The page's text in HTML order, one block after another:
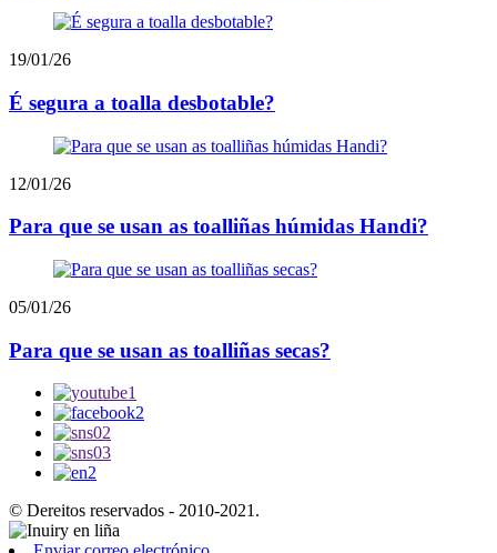
19/01/26
É segura a toalla desbotable?
12/01/26
Para que se usan as toalliñas húmidas Handi?
05/01/26
Para que se usan as toalliñas secas?
© Dereitos reservados - 2010-2021.